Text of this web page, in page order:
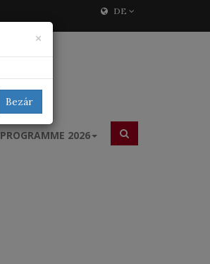
DE
PROGRAMME 2026
×
Bezár